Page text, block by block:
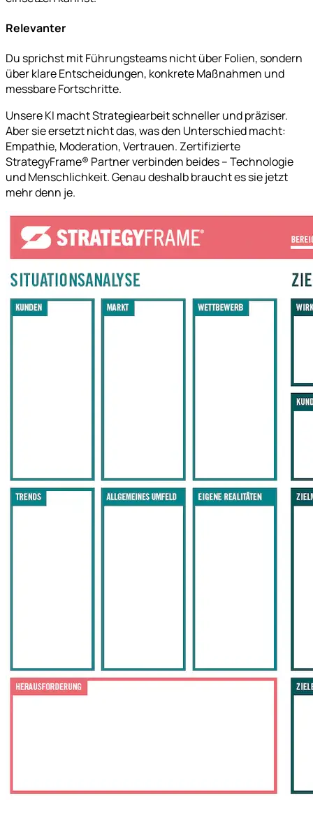
Relevanter
Du sprichst mit Führungsteams nicht über Folien, sondern
über klare Entscheidungen, konkrete Maßnahmen und
messbare Fortschritte.
Unsere KI macht Strategiearbeit schneller und präziser.
Aber sie ersetzt nicht das, was den Unterschied macht:
Empathie, Moderation, Vertrauen. Zertifizierte
StrategyFrame® Partner verbinden beides – Technologie
und Menschlichkeit. Genau deshalb braucht es sie jetzt
mehr denn je.